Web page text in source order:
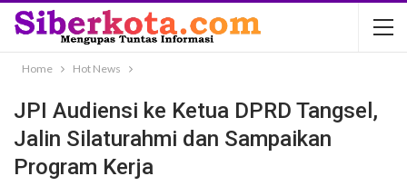
Home Hot News
JPI Audiensi ke Ketua DPRD Tangsel,
Jalin Silaturahmi dan Sampaikan
Program Kerja